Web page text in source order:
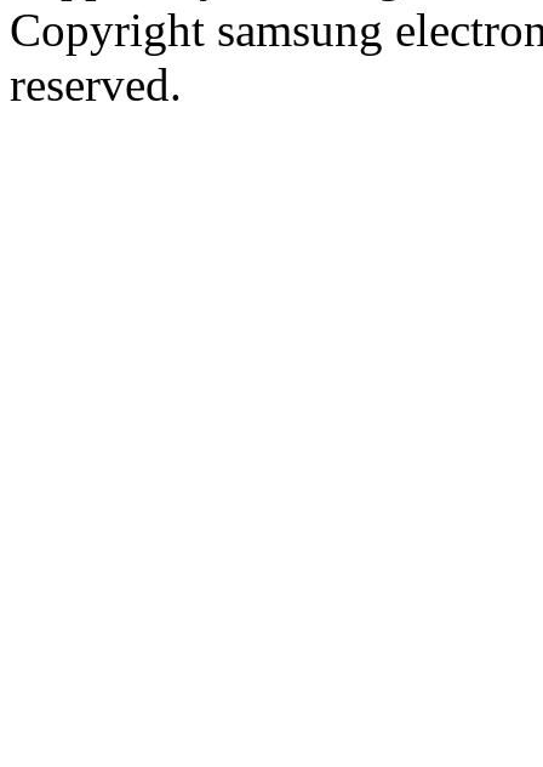
Copyright samsung
reserved.